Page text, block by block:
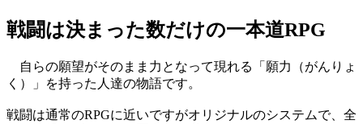
戦闘は決まった数だけの一本道RPG
自らの願望がそのまま力となって現れる「願力（がんりょ
く）」を持った人達の物語です。
戦闘は通常のRPGに近いですがオリジナルのシステムで、全